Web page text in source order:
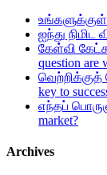
உங்களுக்குள்
ஐந்து நிமிட
கேள்வி
question are
வெற்றிக்குத்
key to
எந்தப்
market?
Archives